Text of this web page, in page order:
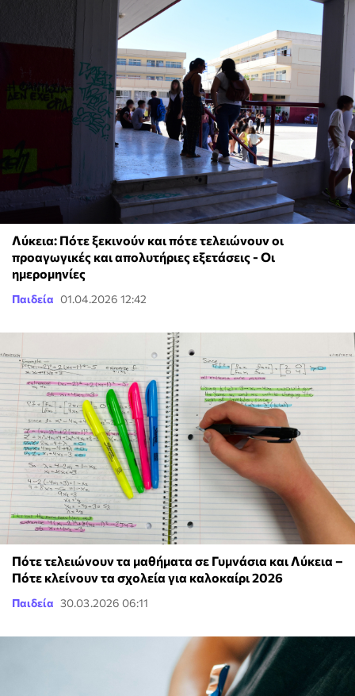
Λύκεια: Πότε ξεκινούν και πότε τελειώνουν οι
προαγωγικές και απολυτήριες εξετάσεις - Οι
ημερομηνίες
Παιδεία 01.04.2026 12:42
Πότε τελειώνουν τα μαθήματα σε Γυμνάσια και Λύκεια –
Πότε κλείνουν τα σχολεία για καλοκαίρι 2026
Παιδεία 30.03.2026 06:11